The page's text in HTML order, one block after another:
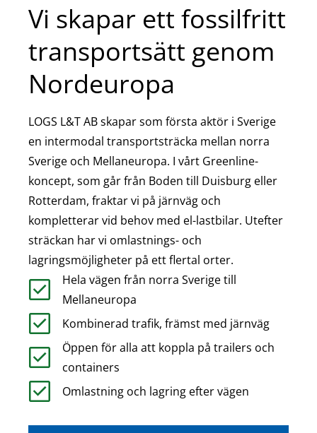
Vi skapar ett fossilfritt
transportsätt genom
Nordeuropa
LOGS L&T AB skapar som första aktör i Sverige
en intermodal transportsträcka mellan norra
Sverige och Mellaneuropa. I vårt Greenline-
koncept, som går från Boden till Duisburg eller
Rotterdam, fraktar vi på järnväg och
kompletterar vid behov med el-lastbilar. Utefter
sträckan har vi omlastnings- och
lagringsmöjligheter på ett flertal orter.
Hela vägen från norra Sverige till
Mellaneuropa
Kombinerad trafik, främst med järnväg
Öppen för alla att koppla på trailers och
containers
Omlastning och lagring efter vägen